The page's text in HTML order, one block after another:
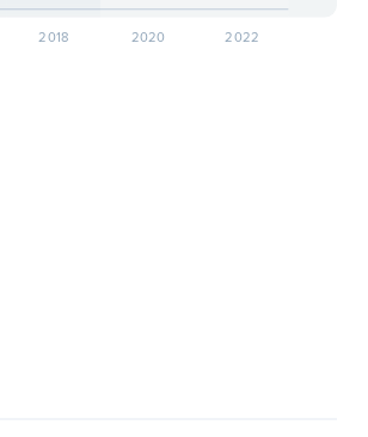
2018 2020 2022